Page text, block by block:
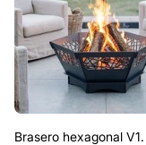
Brasero hexagonal V1.